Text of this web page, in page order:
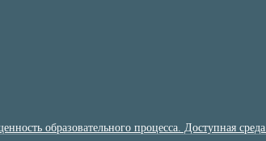
образовательного процесса. Доступная среда.